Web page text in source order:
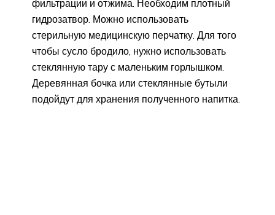
фильтрации и отжима. Необходим плотный
гидрозатвор. Можно использовать
стерильную медицинскую перчатку. Для того
чтобы сусло бродило, нужно использовать
стеклянную тару с маленьким горлышком.
Деревянная бочка или стеклянные бутыли
подойдут для хранения полученного напитка.